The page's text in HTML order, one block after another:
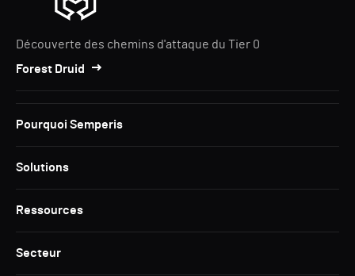
Découverte des chemins d'attaque du Tier 0
Forest Druid
Pourquoi Semperis
Solutions
Ressources
Secteur